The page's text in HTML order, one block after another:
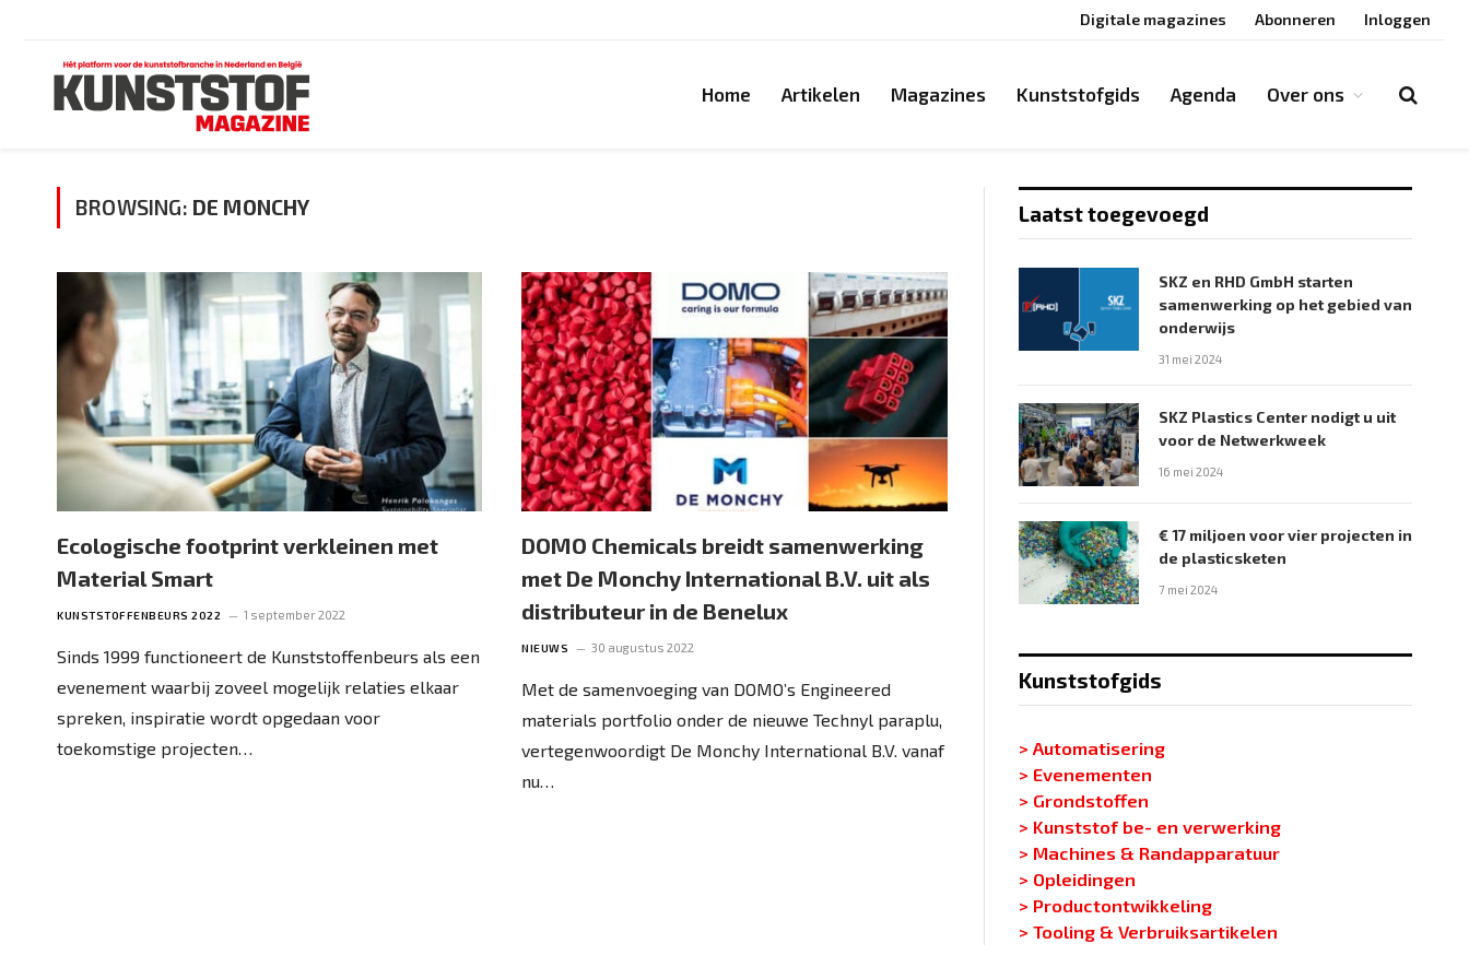
Digitale magazines Abonneren Inloggen
Home Artikelen Magazines Kunststofgids Agenda Over ons
BROWSING: DE MONCHY
Ecologische footprint verkleinen met
Material Smart
KUNSTSTOFFENBEURS 2022 1 september 2022
Sinds 1999 functioneert de Kunststoffenbeurs als een
evenement waarbij zoveel mogelijk relaties elkaar
spreken, inspiratie wordt opgedaan voor
toekomstige projecten…
DOMO Chemicals breidt samenwerking
met De Monchy International B.V. uit als
distributeur in de Benelux
NIEUWS 30 augustus 2022
Met de samenvoeging van DOMO’s Engineered
materials portfolio onder de nieuwe Technyl paraplu,
vertegenwoordigt De Monchy International B.V. vanaf
nu…
Laatst toegevoegd
SKZ en RHD GmbH starten
samenwerking op het gebied van
onderwijs
31 mei 2024
SKZ Plastics Center nodigt u uit
voor de Netwerkweek
16 mei 2024
€ 17 miljoen voor vier projecten in
de plasticsketen
7 mei 2024
Kunststofgids
> Automatisering
> Evenementen
> Grondstoffen
> Kunststof be- en verwerking
> Machines & Randapparatuur
> Opleidingen
> Productontwikkeling
> Tooling & Verbruiksartikelen